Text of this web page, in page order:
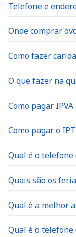
Telefone e
Onde comprar
Como fazer
O que fazer na
Como pagar
Como pagar o
Qual é o
Quais são os
Qual é a melhor
Qual é o